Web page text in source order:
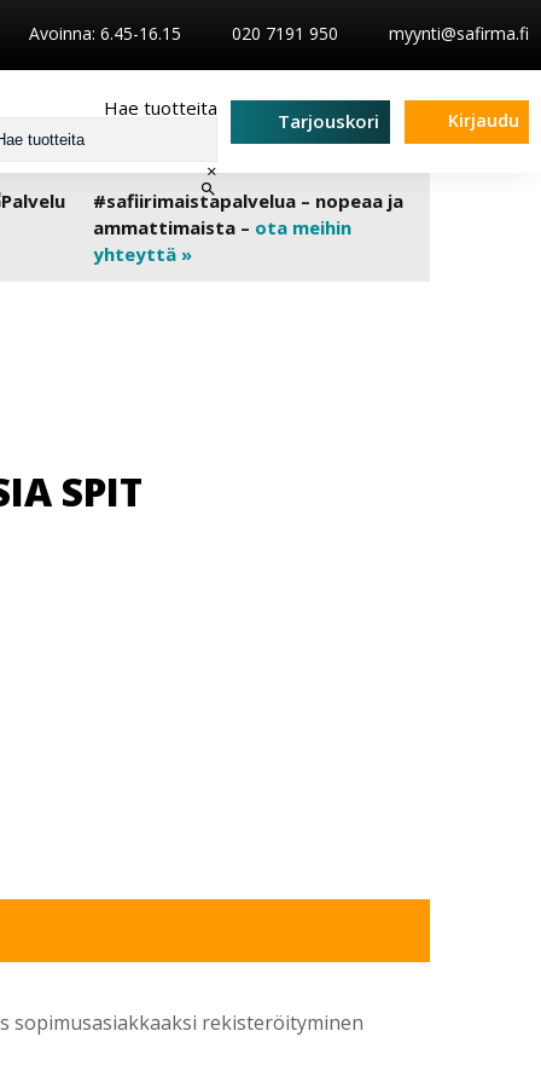
Avoinna: 6.45-16.15 020 7191 950 myynti@safirma.fi
Hae tuotteita
×
Tarjouskori Kirjaudu
#safiirimaistapalvelua – nopeaa ja
ammattimaista – ota meihin
yhteyttä »
SPIT
sopimusasiakkaaksi rekisteröityminen